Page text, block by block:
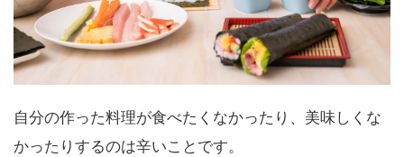
自分の作った料理が食べたくなかったり、美味しくな
かったりするのは辛いことです。